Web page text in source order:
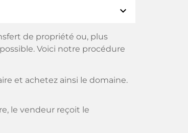
expand_more
de propriété ou, plus
Voici notre procédure
et achetez ainsi le domaine.
le vendeur reçoit le